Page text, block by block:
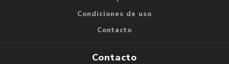
Condiciones de uso
Contacto
Contacto